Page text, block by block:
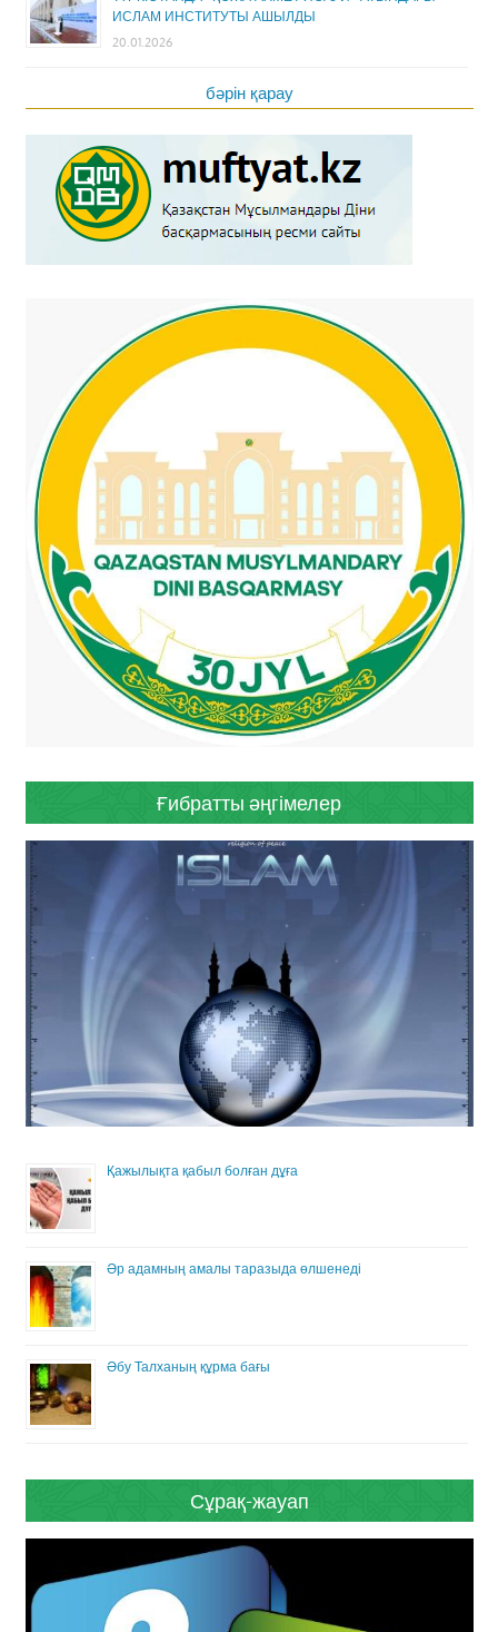
ИСЛАМ ИНСТИТУТЫ АШЫЛДЫ
20.01.2026
бәрін қарау
Ғибратты әңгімелер
Қажылықта қабыл болған дұға
Әр адамның амалы таразыда өлшенеді
Әбу Талханың құрма бағы
Сұрақ-жауап